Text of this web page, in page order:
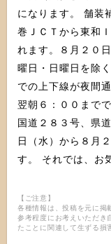
になります。 舗装補修工事などのため、釜石自動車道の花
巻ＪＣＴから東和
れます。８月２０
曜日・日曜日を除
での上下線が夜間
翌朝６：００まで
国道２８３号、県
日（水）から８月
す。 それでは
【ご注意】
各種情報は、投稿を元に掲
参考程度にお考えいただき
たことに関連して生ずる損